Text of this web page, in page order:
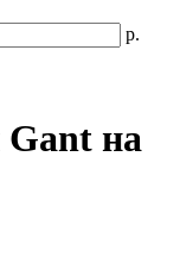
р.
на